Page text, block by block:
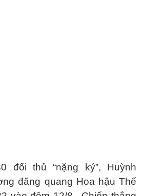
đối thủ “nặng ký”, Huỳnh
đăng quang Hoa hậu Thế